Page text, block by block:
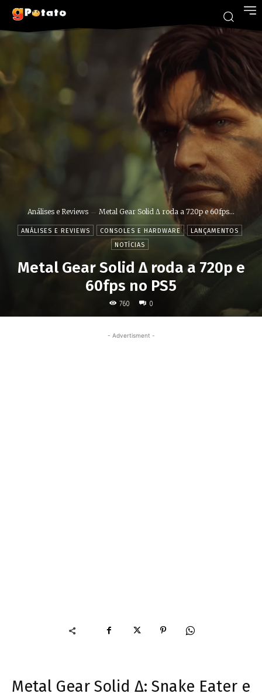
Análises e Reviews Metal Gear Solid Δ roda a 720p e 60fps...
ANÁLISES E REVIEWS CONSOLES E HARDWARE
LANÇAMENTOS
NOTÍCIAS
Metal Gear Solid Δ roda a 720p e
60fps no PS5
760 0
- Advertisment -
Metal Gear Solid Δ: Snake Eater e